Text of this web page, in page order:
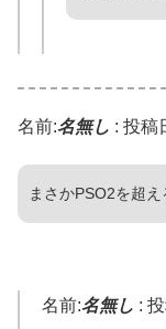
名前:名無し : 投稿
まさかPSO2を超
名前:名無し :